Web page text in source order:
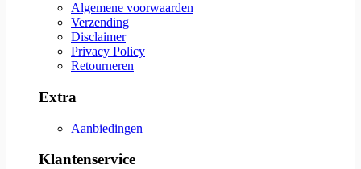
Algemene voorwaarden
Verzending
Disclaimer
Privacy Policy
Retourneren
Extra
Aanbiedingen
Klantenservice